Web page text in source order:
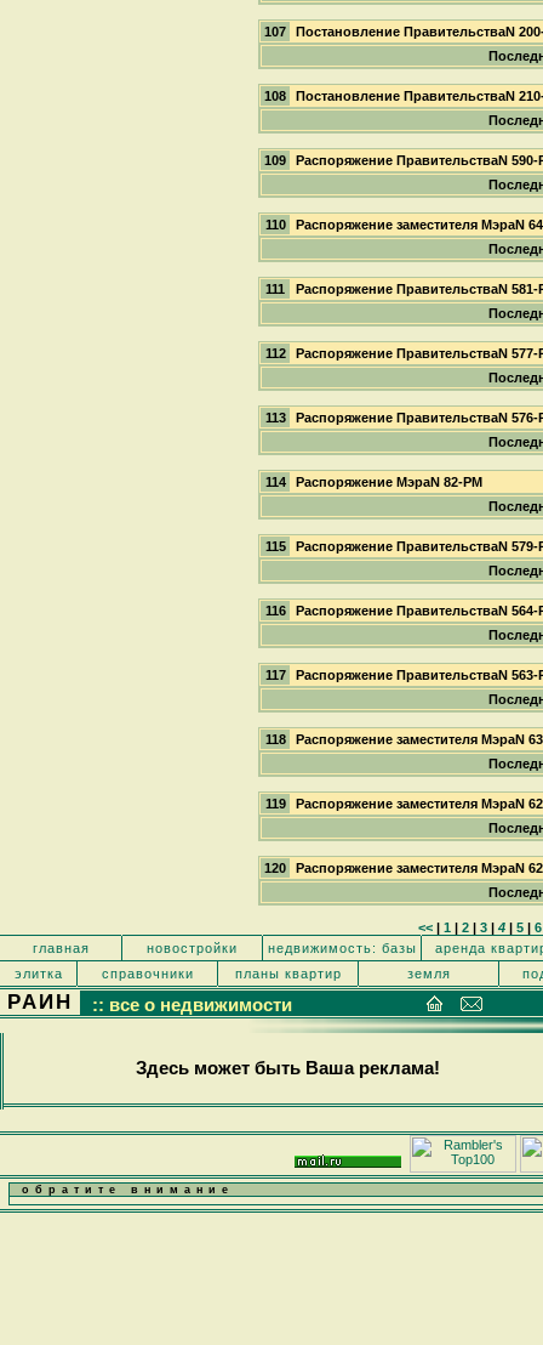
107
Постановление ПравительстваN
108
Постановление ПравительстваN
109
Распоряжение ПравительстваN 590-
110
Распоряжение заместителя МэраN
111
Распоряжение ПравительстваN 581-
112
Распоряжение ПравительстваN 577-
113
Распоряжение ПравительстваN 576-
114
Распоряжение МэраN 82-РМ
115
Распоряжение ПравительстваN 579-
116
Распоряжение ПравительстваN 564-
117
Распоряжение ПравительстваN 563-
118
Распоряжение заместителя МэраN
119
Распоряжение заместителя МэраN
120
Распоряжение заместителя МэраN
<< | 1 | 2 | 3 | 4 | 5 | 6
главная
новостройки недвижимость: базы
аренда
элитка
справочники планы квартир земля
РАИН :: все о недвижимости
Здесь может быть Ваша реклама!
обратите внимание